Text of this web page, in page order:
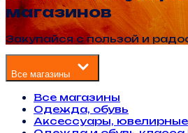
магазинов
Закупайся с пользой и
Все магазины
Все магазины
Одежда, обувь
Аксессуары,